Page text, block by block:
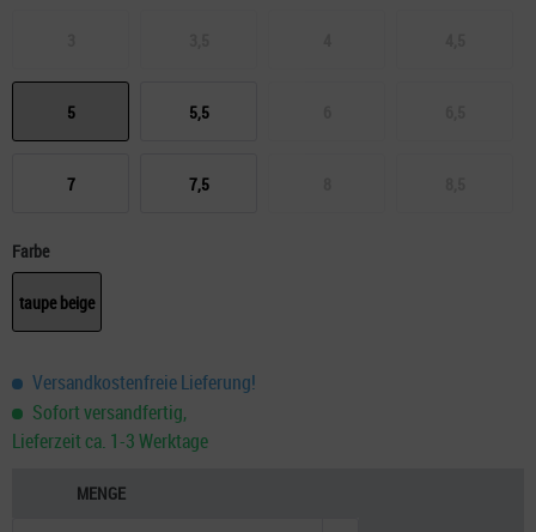
5 5,5
7 7,5
Farbe
taupe beige
Versandkostenfreie Lieferung!
Sofort versandfertig,
Lieferzeit ca. 1-3 Werktage
MENGE